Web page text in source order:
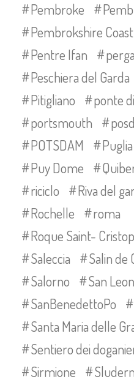
Pembroke
Pembrokshire
Pentre Ifan
Peschiera del Garda
Pitigliano
ponte
portsmouth
POTSDAM
Puglia
Puy Dome
riciclo
Riva del
Rochelle
roma
Roque Saint-
Saleccia
Salin de
Salorno
San
SanBenedettoPo
Santa Maria delle
Sentiero dei
Sirmione